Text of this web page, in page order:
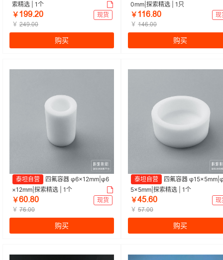
索精选 | 1个
￥ ȩŴŴŽŒŖ
现货
￥ ŒɉŴŽŖŖ
购买
0mm|探索精选 | 1只
￥ ȩȩĕŽȀŖ
现
￥ ȩɉĕŽŖŖ
购买
泰坦自营
四氟容器 φ6×12mm|φ6
×12mm|探索精选 | 1个
￥ĕŖŽȀŖ
现货
￥ ǊĕŽŖŖ
购买
泰坦自营
四氟容器
5×5mm|探索精选 | 1个
￥ɉŬŽĕŖ
现
￥ ŬǊŽŖŖ
购买